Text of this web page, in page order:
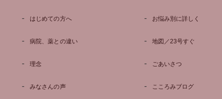
はじめての方へ
病院、薬との違い
理念
みなさんの声
お悩み別に詳しく
地図／23号すぐ
ごあいさつ
こころみブログ